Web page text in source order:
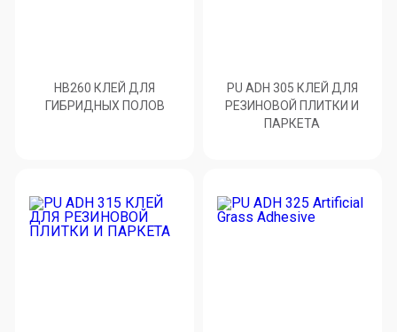
HB260 КЛЕЙ ДЛЯ
ГИБРИДНЫХ ПОЛОВ
PU ADH 305 КЛЕЙ ДЛЯ
РЕЗИНОВОЙ ПЛИТКИ И
ПАРКЕТА